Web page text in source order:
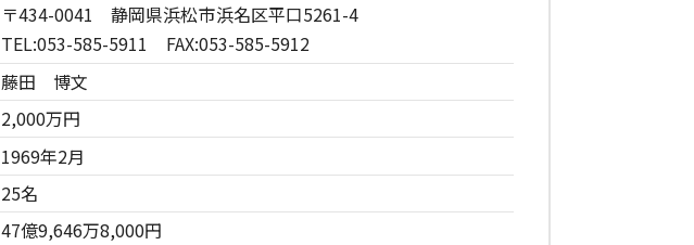
〒434-0041 静岡県浜松市浜名区平口5261-4
TEL:053-585-5911 FAX:053-585-5912
藤田 博文
2,000万円
1969年2月
25名
47億9,646万8,000円